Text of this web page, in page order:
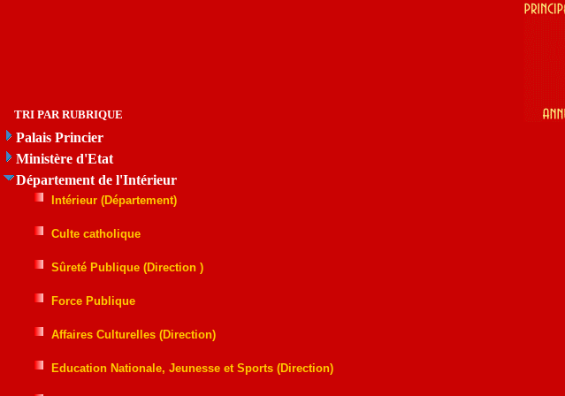
TRI PAR RUBRIQUE
Palais Princier
Ministère d'Etat
Département de l'Intérieur
Intérieur (Département)
Culte catholique
Sûreté Publique (Direction )
Force Publique
Affaires Culturelles (Direction)
Education Nationale, Jeunesse et Sports (Direction)